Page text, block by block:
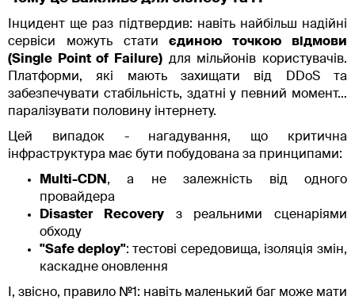
Інцидент ще раз підтвердив: навіть найбільш надійні
сервіси можуть статиєдиною точкою відмови
(Single Point of Failure) для мільйонів користувачів.
Платформи, які мають захищати від DDoS та
забезпечувати стабільність, здатні у певний момент…
паралізувати половину інтернету.
Цей випадок - нагадування, що критична
інфраструктура має бути побудована за принципами:
Multi-CDN , а не залежність від одного
провайдера
Disaster Recoveryз реальними сценаріями
обходу
"Safe deploy": тестові середовища, ізоляція змін,
каскадне оновлення
І, звісно, правило №1: навіть маленький баг може мати